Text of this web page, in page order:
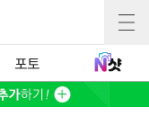
포토